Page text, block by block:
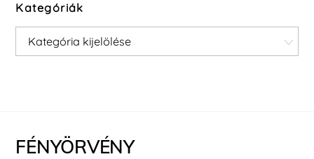
Kategóriák
Kategóriák
FÉNYÖRVÉNY